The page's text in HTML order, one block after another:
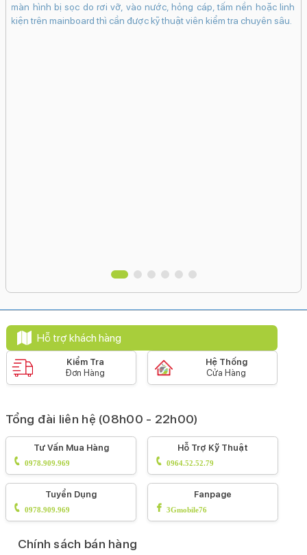
màn hình bị sọc do rơi vỡ, vào nước, hỏng cáp, tấm nền hoặc linh
kiện trên mainboard thì cần được kỹ thuật viên kiểm tra chuyên sâu.
Hỗ trợ khách hàng
Kiểm Tra
Đơn Hàng
Hệ Thống
Cửa Hàng
Tổng đài liên hệ (08h00 - 22h00)
Tư Vấn Mua Hàng
0978.909.969
Hỗ Trợ Kỹ Thuật
0964.52.52.79
Tuyển Dụng
0978.909.969
Fanpage
3Gmobile76
Chính sách bán hàng